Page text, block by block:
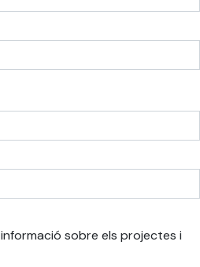
sobre els projectes i